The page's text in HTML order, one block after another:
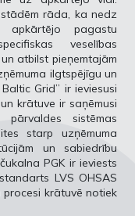
rāda, ka nedz
apkārtējo pagastu
veselības
atbilst pieņemtajām
ilgtspējīgu un
Grid” ir ieviesusi
krātuve ir saņēmusi
pārvaldes sistēmas
starp uzņēmuma
un sabiedrību
PGK ir ieviests
LVS OHSAS
procesi krātuvē notiek